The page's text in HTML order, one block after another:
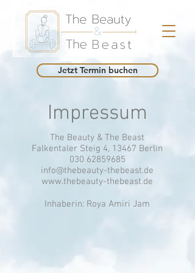
Jetzt Termin buchen
Impressum
The Beauty & The Beast
Falkentaler Steig 4, 13467 Berlin
030 62859685
info@thebeauty-thebeast.de
www.thebeauty-thebeast.de
Inhaberin: Roya Amiri Jam